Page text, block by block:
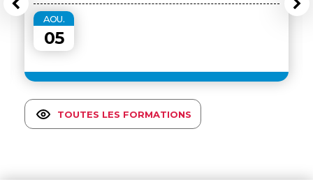
AOU.
05
TOUTES LES FORMATIONS